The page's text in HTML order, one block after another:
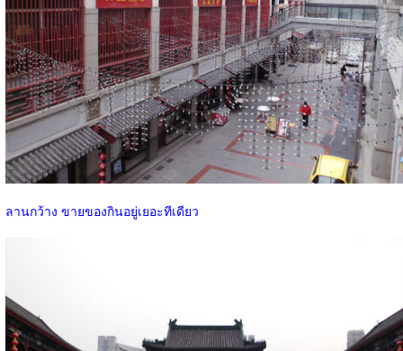
ลานกว้าง ขายของกินอยู่เยอะทีเดียว